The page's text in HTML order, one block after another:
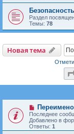
Безопасность
Раздел
Темы: 78
Новая тема
Новаятема
Последнее
Добавлено в
Ответы: 1